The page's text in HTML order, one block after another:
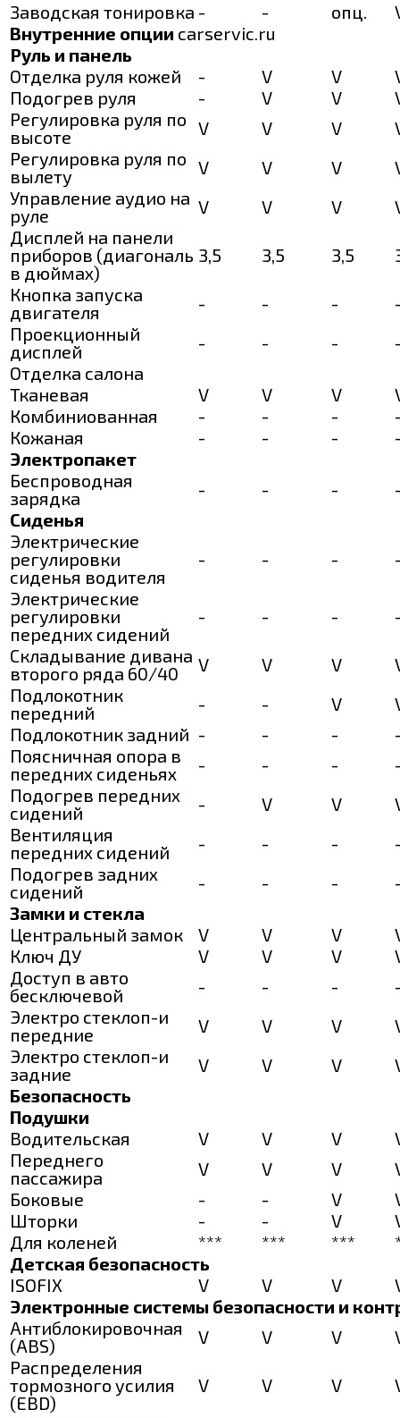
Заводская тонировка - - опц.
Внутренние опции carservic.ru
Руль и панель
Отделка руля кожей
- V V
Подогрев руля
- V V
Регулировка руля по
высоте
V V V
Регулировка руля по
вылету
V V V
Управление аудио на
руле
V V V
Дисплей на панели
приборов (диагональ
в дюймах)
3,5 3,5 3,5
Кнопка запуска
двигателя
- - -
Проекционный
дисплей
- - -
Отделка салона
Тканевая
V V V
Комбиниованная
- - -
Кожаная
- - -
Электропакет
Беспроводная
зарядка
- - -
Сиденья
Электрические
регулировки
сиденья водителя
- - -
Электрические
регулировки
передних сидений
- - -
Складывание дивана
второго ряда 60/40
V V V
Подлокотник
передний
- - V
Подлокотник задний - - -
Поясничная опора в
передних сиденьях
- - -
Подогрев передних
сидений
- V V
Вентиляция
передних сидений
- - -
Подогрев задних
сидений
- - -
Замки и стекла
Центральный замок
V V V
Ключ ДУ
V V V
Доступ в авто
бесключевой
- - -
Электро стеклоп-и
передние
V V V
Электро стеклоп-и
задние
V V V
Безопасность
Подушки
Водительская
V V V
Переднего
пассажира
V V V
Боковые
- - V
Шторки
- - V
Для коленей
*** *** ***
Детская безопасность
ISOFIX
V V V
Электронные системы безопасности и
Антиблокировочная
(ABS)
V V V
Распределения
тормозного усилия
(EBD)
V V V